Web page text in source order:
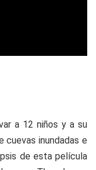
a 12 niños y a su
inundadas e
de esta película